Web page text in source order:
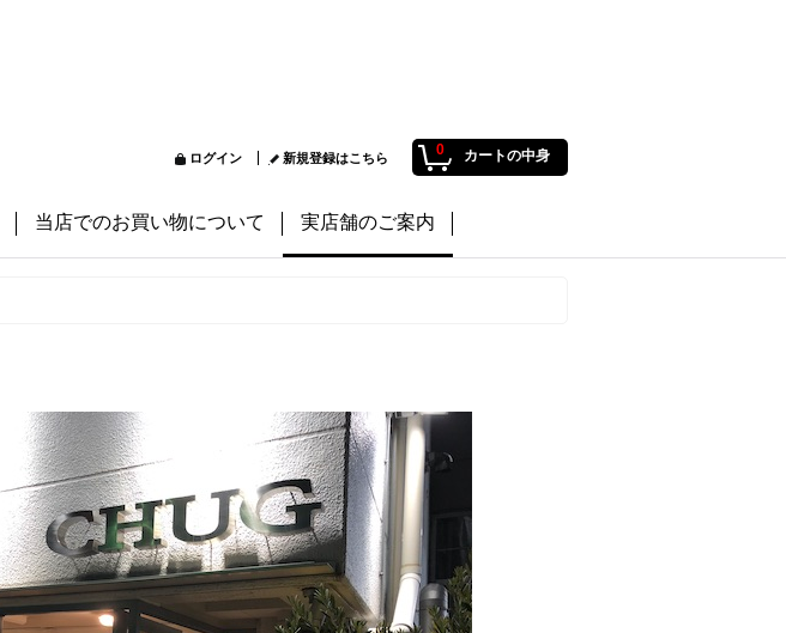
0 カートの中身
ログイン 新規登録はこちら
当店でのお買い物について 実店舗のご案内